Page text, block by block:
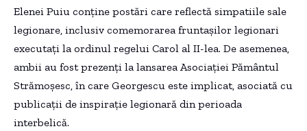
Elenei Puiu conține postări care reflectă simpatiile sale
legionare, inclusiv comemorarea fruntașilor legionari
executați la ordinul regelui Carol al II-lea. De asemenea,
ambii au fost prezenți la lansarea Asociației Pământul
Strămoșesc, în care Georgescu este implicat, asociată cu
publicații de inspirație legionară din perioada
interbelică.